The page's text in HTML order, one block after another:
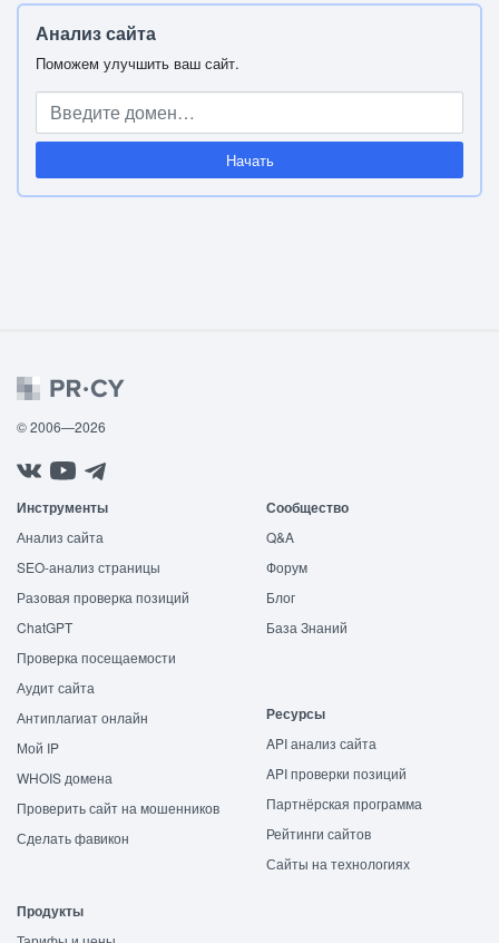
Анализ сайта
Поможем улучшить ваш сайт.
Начать
© 2006—2026
Инструменты
Анализ сайта
SEO-анализ страницы
Разовая проверка позиций
ChatGPT
Проверка посещаемости
Аудит сайта
Антиплагиат онлайн
Мой IP
WHOIS домена
Проверить сайт на мошенников
Сделать фавикон
Сообщество
Q&A
Форум
Блог
База Знаний
Ресурсы
API анализ сайта
API проверки позиций
Партнёрская программа
Рейтинги сайтов
Сайты на технологиях
Продукты